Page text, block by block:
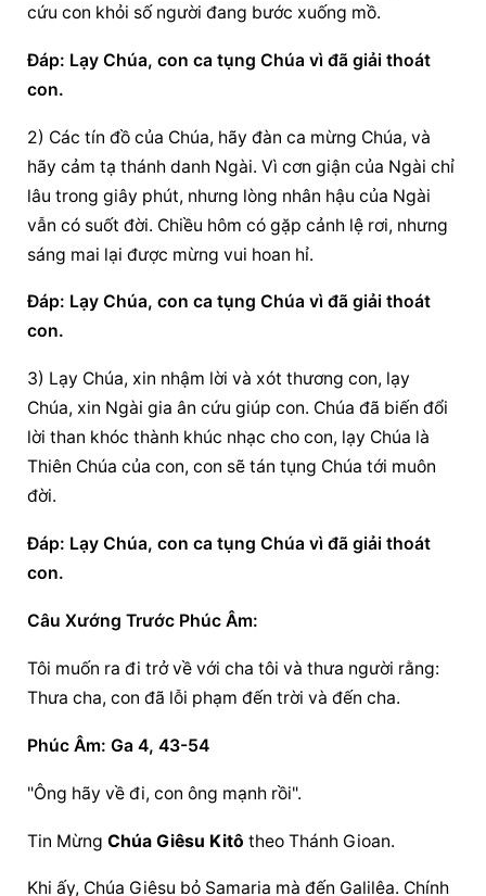
cứu con khỏi số người đang bước xuống mồ.
Ðáp: Lạy Chúa, con ca tụng Chúa vì đã giải thoát
con.
2) Các tín đồ của Chúa, hãy đàn ca mừng Chúa, và
hãy cảm tạ thánh danh Ngài. Vì cơn giận của Ngài chỉ
lâu trong giây phút, nhưng lòng nhân hậu của Ngài
vẫn có suốt đời. Chiều hôm có gặp cảnh lệ rơi, nhưng
sáng mai lại được mừng vui hoan hỉ.
Ðáp: Lạy Chúa, con ca tụng Chúa vì đã giải thoát
con.
3) Lạy Chúa, xin nhậm lời và xót thương con, lạy
Chúa, xin Ngài gia ân cứu giúp con. Chúa đã biến đổi
lời than khóc thành khúc nhạc cho con, lạy Chúa là
Thiên Chúa của con, con sẽ tán tụng Chúa tới muôn
đời.
Ðáp: Lạy Chúa, con ca tụng Chúa vì đã giải thoát
con.
Câu Xướng Trước Phúc Âm:
Tôi muốn ra đi trở về với cha tôi và thưa người rằng:
Thưa cha, con đã lỗi phạm đến trời và đến cha.
Phúc Âm: Ga 4, 43-54
"Ông hãy về đi, con ông mạnh rồi".
Tin Mừng Chúa Giêsu Kitô theo Thánh Gioan.
Khi ấy, Chúa Giêsu bỏ Samaria mà đến Galilêa. Chính